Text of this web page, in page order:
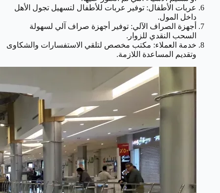
عربات الأطفال: توفير عربات للأطفال لتسهيل تجول الأهل
داخل المول.
أجهزة الصراف الآلي: توفير أجهزة صراف آلي لسهولة
السحب النقدي للزوار.
خدمة العملاء: مكتب مخصص لتلقي الاستفسارات والشكاوى
وتقديم المساعدة اللازمة.